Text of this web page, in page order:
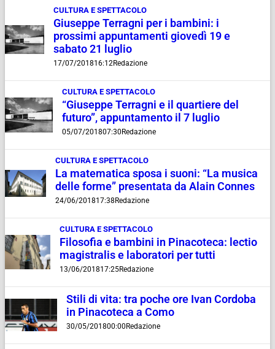
CULTURA E SPETTACOLO
Giuseppe Terragni per i bambini: i
prossimi appuntamenti giovedì 19 e
sabato 21 luglio
17/07/201816:12Redazione
CULTURA E SPETTACOLO
“Giuseppe Terragni e il quartiere del
futuro”, appuntamento il 7 luglio
05/07/201807:30Redazione
CULTURA E SPETTACOLO
La matematica sposa i suoni: “La musica
delle forme” presentata da Alain Connes
24/06/201817:38Redazione
CULTURA E SPETTACOLO
Filosofia e bambini in Pinacoteca: lectio
magistralis e laboratori per tutti
13/06/201817:25Redazione
Stili di vita: tra poche ore Ivan Cordoba
in Pinacoteca a Como
30/05/201800:00Redazione